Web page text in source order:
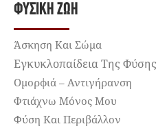
ΦΥΣΙΚΉ ΖΩΉ
Άσκηση Και Σώμα
Εγκυκλοπαίδεια Της Φύσης
Ομορφιά – Αντιγήρανση
Φτιάχνω Μόνος Μου
Φύση Και Περιβάλλον